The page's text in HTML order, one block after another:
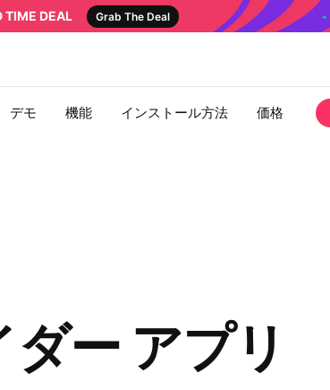
TIME DEAL Grab The Deal
デモ 機能 インストール方法 価格
ー アプリ